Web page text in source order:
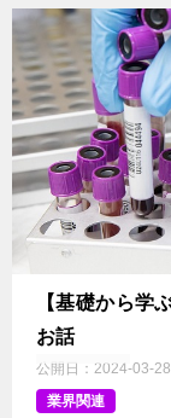
【基礎から学
お話
公開日： 2024-03-28
業界関連